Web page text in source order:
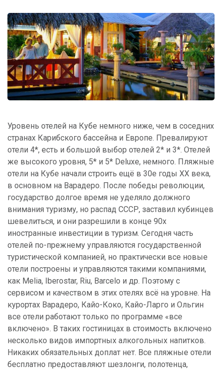
Уровень отелей на Кубе немного ниже, чем в соседних
странах Карибского бассейна и Европе. Превалируют
отели 4*, есть и большой выбор отелей 2* и 3*. Отелей
же высокого уровня, 5* и 5* Deluxe, немного. Пляжные
отели на Кубе начали строить ещё в 30е годы XX века,
в основном на Варадеро. После победы революции,
государство долгое время не уделяло должного
внимания туризму, но распад СССР, заставил кубинцев
шевелиться, и они разрешили в конце 90х
иностранные инвестиции в туризм. Сегодня часть
отелей по-прежнему управляются государственной
туристической компанией, но практически все новые
отели построены и управляются такими компаниями,
как Melia, Iberostar, Riu, Barcelo и др. Поэтому с
сервисом и качеством в этих отелях всё на уровне. На
курортах Варадеро, Кайо-Коко, Кайо-Ларго и Ольгин
все отели работают только по программе «все
включено». В таких гостиницах в стоимость включено
несколько видов импортных алкогольных напитков.
Никаких обязательных доплат нет. Все пляжные отели
бесплатно предоставляют шезлонги, полотенца,